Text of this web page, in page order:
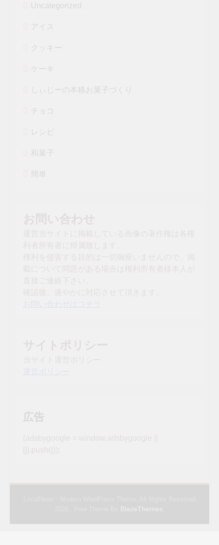
Uncategorized
アイス
クッキー
ケーキ
しぃじーの本格お菓子づくり
チョコ
レシピ
和菓子
簡単
広告
BlazeThemes